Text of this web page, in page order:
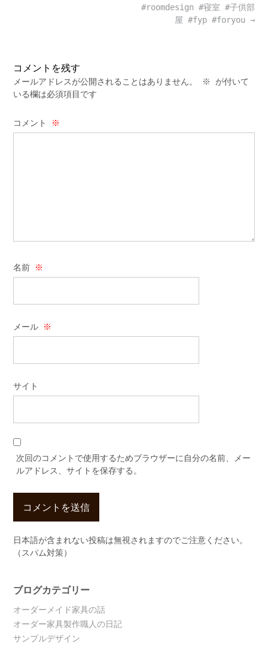
#roomdesign #寝室 #子供部
屋 #fyp #foryou →
コメントを残す
メールアドレスが公開されることはありません。 ※
が付いて
いる欄は必須項目です
コメント ※
名前 ※
メール ※
サイト
次回のコメントで使用するためブラウザーに自分の名前、メー
ルアドレス、サイトを保存する。
日本語が含まれない投稿は無視されますのでご注意ください。
（スパム対策）
ブログカテゴリー
オーダーメイド家具の話
オーダー家具製作職人の日記
サンプルデザイン